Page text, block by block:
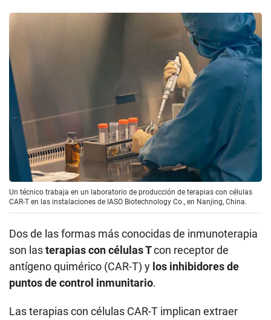
Un técnico trabaja en un laboratorio de producción de terapias con células
CAR-T en las instalaciones de IASO Biotechnology Co., en Nanjing, China.
Dos de las formas más conocidas de inmunoterapia
son lasterapias con células Tcon receptor de
antígeno quimérico (CAR-T) y los inhibidores de
puntos de control inmunitario.
Las terapias con células CAR-T implican extraer